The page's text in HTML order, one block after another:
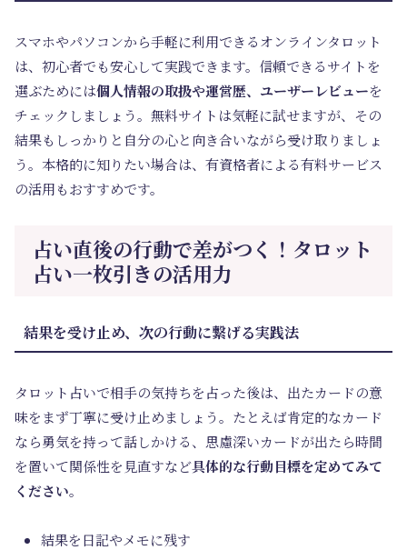
スマホやパソコンから手軽に利用できるオンラインタロット
は、初心者でも安心して実践できます。信頼できるサイトを
選ぶためには個人情報の取扱や運営歴、ユーザーレビューを
チェックしましょう。無料サイトは気軽に試せますが、その
結果もしっかりと自分の心と向き合いながら受け取りましょ
う。本格的に知りたい場合は、有資格者による有料サービス
の活用もおすすめです。
占い直後の行動で差がつく！タロット
占い一枚引きの活用力
結果を受け止め、次の行動に繋げる実践法
タロット占いで相手の気持ちを占った後は、出たカードの意
味をまず丁寧に受け止めましょう。たとえば肯定的なカード
なら勇気を持って話しかける、思慮深いカードが出たら時間
を置いて関係性を見直すなど具体的な行動目標を定めてみて
ください。
結果を日記やメモに残す